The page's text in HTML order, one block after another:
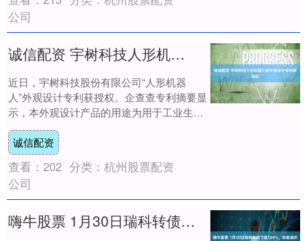
公司
诚信配资 宇树科技人形机器人新外观设计专利获授权
近日，宇树科技股份有限公司“人形机器
人”外观设计专利获授权。企查查专利摘要显
示，本外观设计产品的用途为用于工业生
产、商业、家庭服务或空间探索等场景的机
器人，设计....
诚信配资
查看： 202 分类： 杭州股票配资
公司
嗨牛股票 1月30日瑞科转债下跌168%，转股溢价率619%